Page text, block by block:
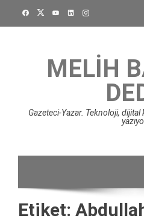
MELIH
Gazeteci-Yazar. Teknoloji,
Etiket: